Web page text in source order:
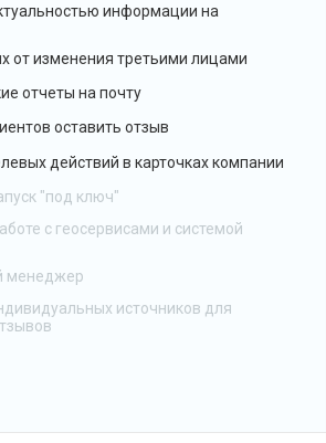
информации на
от изменения третьими лицами
отчеты на почту
оставить отзыв
действий в карточках компании
"под ключ"
с геосервисами и системой
менеджер
источников для